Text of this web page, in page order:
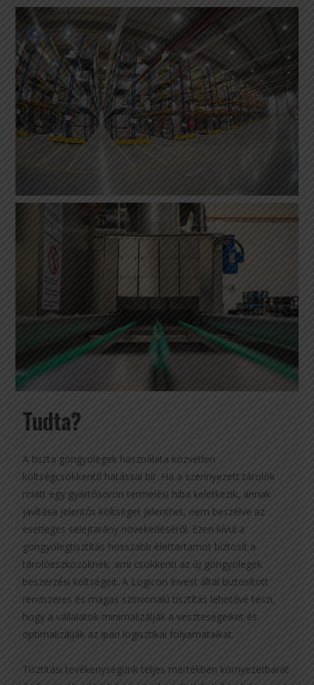
Tudta?
A tiszta göngyölegek használata közvetlen
költségcsökkentő hatással bír. Ha a szennyezett tárolók
miatt egy gyártósoron termelési hiba keletkezik, annak
javítása jelentős költséget jelenthet, nem beszélve az
esetleges selejtarány növekedéséről. Ezen kívül a
göngyölegtisztítás hosszabb élettartamot biztosít a
tárolóeszközöknek, ami csökkenti az új göngyölegek
beszerzési költségeit. A Logicon Invest által biztosított
rendszeres és magas színvonalú tisztítás lehetővé teszi,
hogy a vállalatok minimalizálják a veszteségeiket és
optimalizálják az ipari logisztikai folyamataikat.
Tisztítási tevékenységünk teljes mértékben környezetbarát